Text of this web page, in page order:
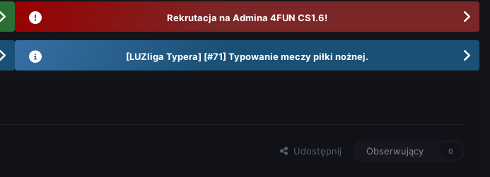
Rekrutacja na Admina 4FUN CS1.6!
[LUZliga Typera] [#71] Typowanie meczy piłki nożnej.
Udostępnij Obserwujący 0